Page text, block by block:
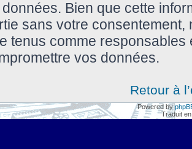
données. Bien que cette
sans votre
tenus comme
vos données.
Retour à
Powered by
Traduit